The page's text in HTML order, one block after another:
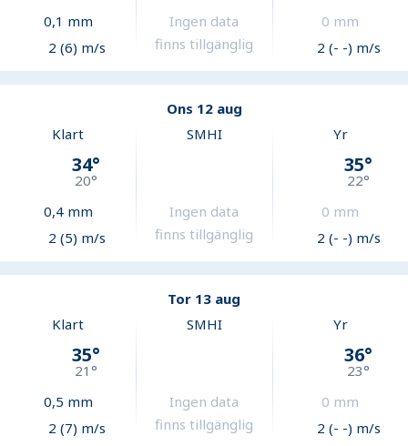
0,1 mm
2 (6) m/s
Ingen data
finns tillgänglig
0 mm
2 (- -) m/s
Ons 12 aug
Klart
34°
20°
0,4mm
2 (5) m/s
SMHI
Ingen data
finns tillgänglig
Yr
35°
22°
0 mm
2 (- -) m/s
Tor 13 aug
Klart
35°
21°
0,5 mm
2 (7) m/s
SMHI
Ingen data
finns tillgänglig
Yr
36°
23°
0 mm
2 (- -) m/s